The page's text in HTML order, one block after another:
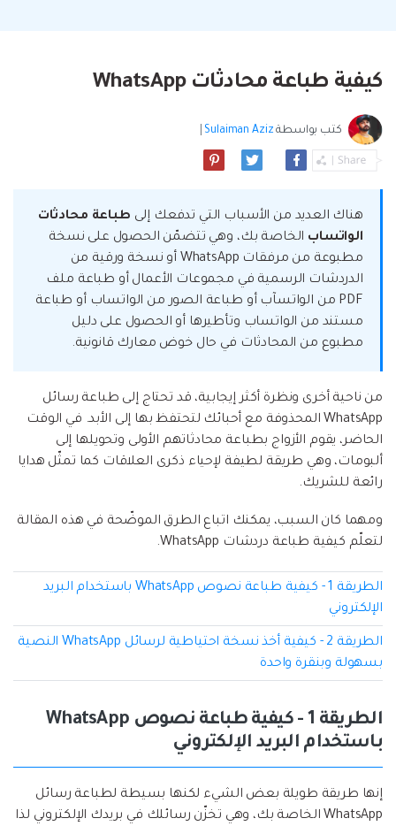
مشاهدة جميع المنتجات
Explore
Video
Photo
Creative Center
قوالب الرسم التخطيطي
ملخص
دمج ملفات PDF
قوالب PDF
MobileTrans
استعادة الفيديو التالف.
مشاهدة جميع المنتجات
ملخص
استعادة الصور
إصلاح الفيديو
نقل WhatsApp
تحديث iOS
تعقب الموقع
تسجيل الدخول
Backup & Restore
على الكمبيوتر، واستعادتها بسهولة
نقل قوائم تشغيل الموسيقى من خدمة بث إلى
أخرى.
تطبيقات الهاتف
إعادة ضبط المصنع.
MobileTrans App
Status Saver for WhatsApp
حفاظ الحالة ، وقراءة الدردشات المحذوفة، واستخدام
اثنين من WhatsApp، والمزيد من أجلك.
المقالات المتميزة
تعلم المزيد
كيفية طباعة محادثات WhatsApp
كتب بواسطةSulaiman Aziz
هناك العديد من الأسباب التي تدفعك إلى طباعة محادثات
الواتساب الخاصة بك، وهي تتضمّن الحصول على نسخة
مطبوعة من مرفقات WhatsApp أو نسخة ورقية من
الدردشات الرسمية في مجموعات الأعمال أو طباعة ملف
PDF من الواتسآب أو طباعة الصور من الواتساب أو طباعة
مستند من الواتساب وتأطيرها أو الحصول على دليل
مطبوع من المحادثات في حال خوض معارك قانونية.
من ناحية أخرى ونظرة أكثر إيجابية، قد تحتاج إلى طباعة رسائل
WhatsApp المحذوفة مع أحبائك لتحتفظ بها إلى الأبد. في الوقت
الحاضر، يقوم الأزواج بطباعة محادثاتهم الأولى وتحويلها إلى
ألبومات، وهي طريقة لطيفة لإحياء ذكرى العلاقات كما تمثّل هدايا
رائعة للشريك.
ومهما كان السبب، يمكنك اتباع الطرق الموضّحة في هذه المقالة
لتعلّم كيفية طباعة دردشات WhatsApp.
الطريقة 1 - كيفية طباعة نصوص WhatsApp باستخدام البريد
الإلكتروني
الطريقة 2 - كيفية أخذ نسخة احتياطية لرسائل WhatsApp النصية
بسهولة وبنقرة واحدة
الطريقة 1 - كيفية طباعة نصوص WhatsApp
باستخدام البريد الإلكتروني
إنها طريقة طويلة بعض الشيء لكنها بسيطة لطباعة رسائل
WhatsApp الخاصة بك، وهي تخزّن رسائلك في بريدك الإلكتروني لذا